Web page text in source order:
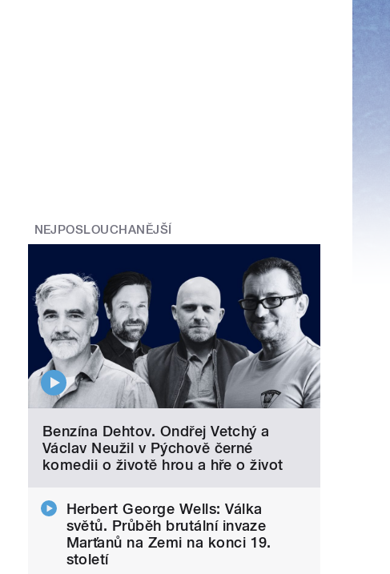
NEJPOSLOUCHANĚJŠÍ
Benzína Dehtov. Ondřej Vetchý a
Václav Neužil v Pýchově černé
komedii o životě hrou a hře o život
Herbert George Wells: Válka
světů. Průběh brutální invaze
Marťanů na Zemi na konci 19.
století